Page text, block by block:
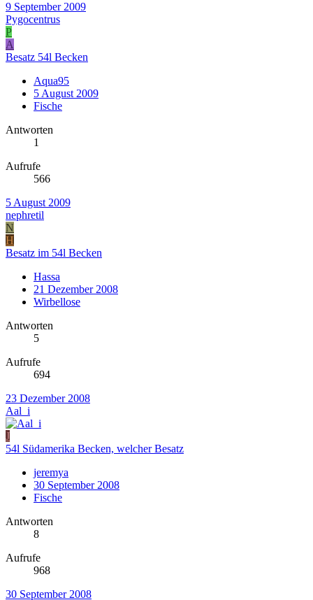
9 September 2009
Pygocentrus
P
A
Besatz 54l Becken
Aqua95
5 August 2009
Fische
Antworten
1
Aufrufe
566
5 August 2009
nephretil
N
H
Besatz im 54l Becken
Hassa
21 Dezember 2008
Wirbellose
Antworten
5
Aufrufe
694
23 Dezember 2008
Aal_i
J
54l Südamerika Becken, welcher Besatz
jeremya
30 September 2008
Fische
Antworten
8
Aufrufe
968
30 September 2008